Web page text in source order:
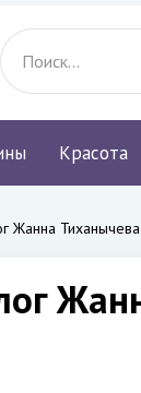
Красота
Жанна